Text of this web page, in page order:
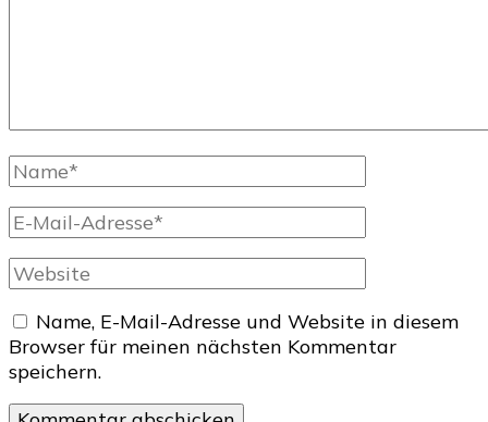
Vollständiger
Name
E-
Mail
Website
Name, E-Mail-Adresse und Website in diesem
Browser für meinen nächsten Kommentar
speichern.